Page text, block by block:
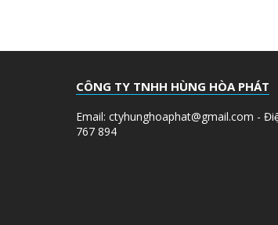
CÔNG TY TNHH HÙNG HÒA PHÁT
Email: ctyhunghoaphat@gmail.com -
767 894